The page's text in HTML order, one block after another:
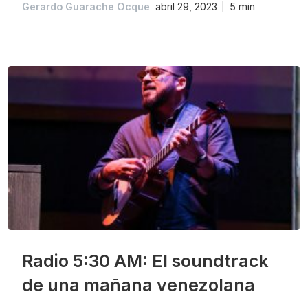
Gerardo Guarache Ocque abril 29, 2023 5 min
Radio 5:30 AM: El soundtrack
de una mañana venezolana